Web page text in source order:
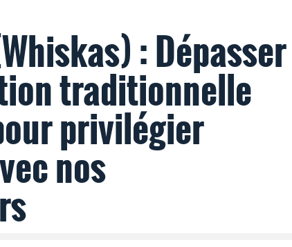
: Dépasser
traditionnelle
privilégier
nos